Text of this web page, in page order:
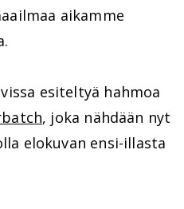
aikamme
esiteltyä hahmoa
, joka nähdään nyt
elokuvan ensi-illasta